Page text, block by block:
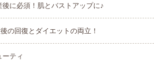
に必須！肌とバストアップに♪
の回復とダイエットの両立！
ティ